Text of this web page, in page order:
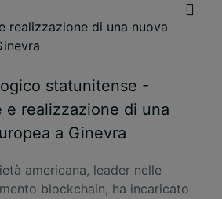
statunitense -
e realizzazione di una
a Ginevra
americana, leader nelle
blockchain, ha incaricato